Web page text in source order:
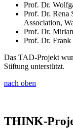
Prof. Dr.
Prof. Dr. Rena
Association,
Prof. Dr.
Prof. Dr.
Das TAD-Projekt
Stiftung unterstützt.
nach oben
THINK-